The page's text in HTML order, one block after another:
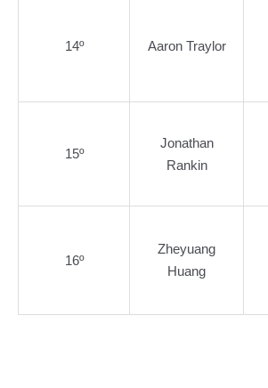
14º Aaron Traylor
15º
Jonathan
Rankin
16º
Zheyuang
Huang